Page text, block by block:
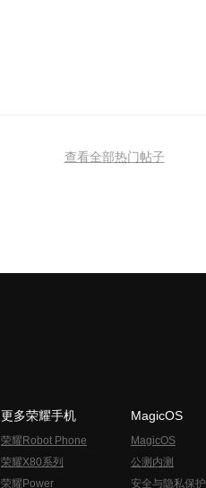
查看全部热门帖子
更多荣耀手机
荣耀Robot Phone
荣耀X80系列
荣耀Power
MagicOS
MagicOS
公测内测
安全与隐私保护